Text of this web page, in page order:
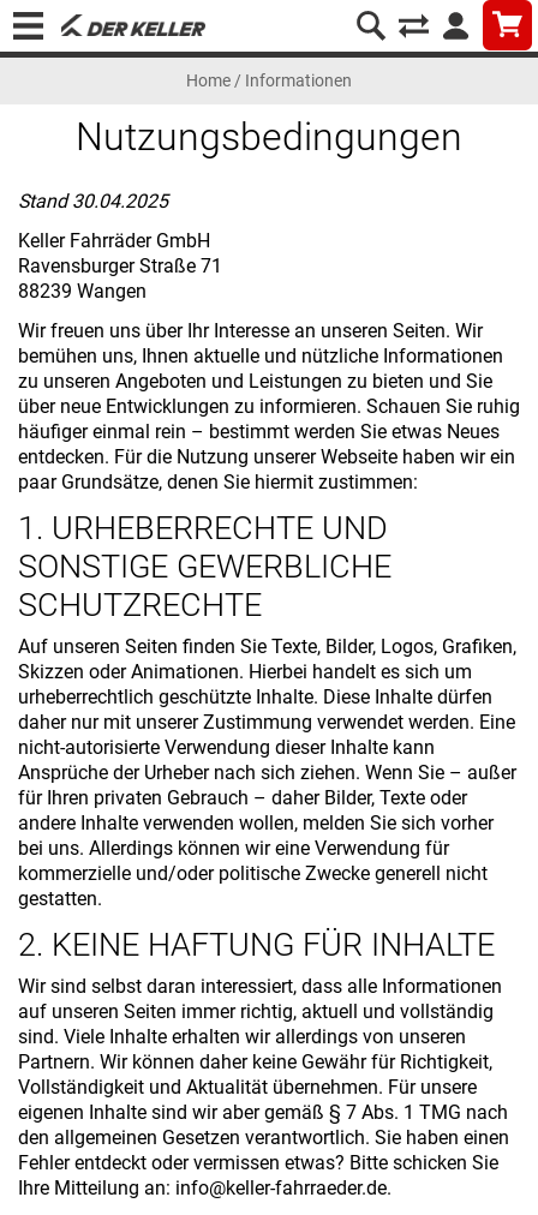
Home / Informationen
Nutzungsbedingungen
Stand 30.04.2025
Keller Fahrräder GmbH
Ravensburger Straße 71
88239 Wangen
Wir freuen uns über Ihr Interesse an unseren Seiten. Wir
bemühen uns, Ihnen aktuelle und nützliche Informationen
zu unseren Angeboten und Leistungen zu bieten und Sie
über neue Entwicklungen zu informieren. Schauen Sie ruhig
häufiger einmal rein – bestimmt werden Sie etwas Neues
entdecken. Für die Nutzung unserer Webseite haben wir ein
paar Grundsätze, denen Sie hiermit zustimmen:
1. URHEBERRECHTE UND
SONSTIGE GEWERBLICHE
SCHUTZRECHTE
Auf unseren Seiten finden Sie Texte, Bilder, Logos, Grafiken,
Skizzen oder Animationen. Hierbei handelt es sich um
urheberrechtlich geschützte Inhalte. Diese Inhalte dürfen
daher nur mit unserer Zustimmung verwendet werden. Eine
nicht-autorisierte Verwendung dieser Inhalte kann
Ansprüche der Urheber nach sich ziehen. Wenn Sie – außer
für Ihren privaten Gebrauch – daher Bilder, Texte oder
andere Inhalte verwenden wollen, melden Sie sich vorher
bei uns. Allerdings können wir eine Verwendung für
kommerzielle und/oder politische Zwecke generell nicht
gestatten.
2. KEINE HAFTUNG FÜR INHALTE
Wir sind selbst daran interessiert, dass alle Informationen
auf unseren Seiten immer richtig, aktuell und vollständig
sind. Viele Inhalte erhalten wir allerdings von unseren
Partnern. Wir können daher keine Gewähr für Richtigkeit,
Vollständigkeit und Aktualität übernehmen. Für unsere
eigenen Inhalte sind wir aber gemäß § 7 Abs. 1 TMG nach
den allgemeinen Gesetzen verantwortlich. Sie haben einen
Fehler entdeckt oder vermissen etwas? Bitte schicken Sie
Ihre Mitteilung an: info@keller-fahrraeder.de.